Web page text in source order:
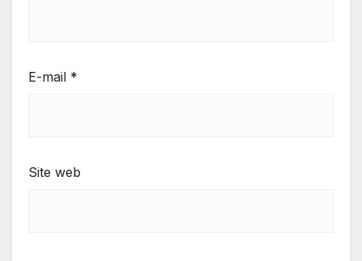
E-mail *
Site web